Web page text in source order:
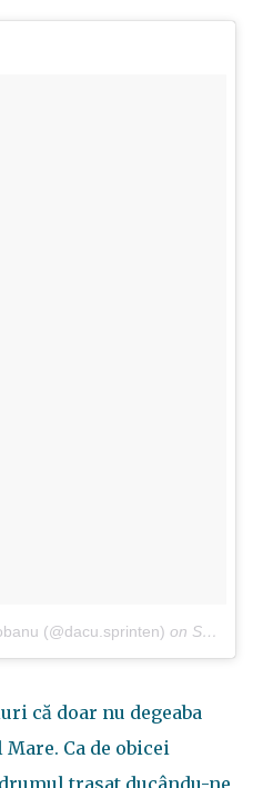
(@dacu.sprinten) on Sep 24, 2017 at 5:59am PDT
că doar nu degeaba
Ca de obicei